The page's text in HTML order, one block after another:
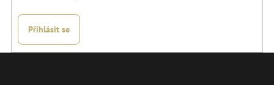
Přihlásit se